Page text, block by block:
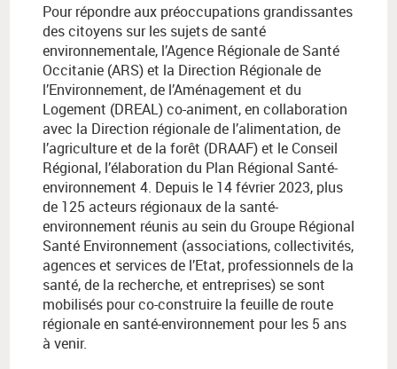
Pour répondre aux préoccupations grandissantes
des citoyens sur les sujets de santé
environnementale, l’Agence Régionale de Santé
Occitanie (ARS) et la Direction Régionale de
l’Environnement, de l’Aménagement et du
Logement (DREAL) co-animent, en collaboration
avec la Direction régionale de l’alimentation, de
l’agriculture et de la forêt (DRAAF) et le Conseil
Régional, l’élaboration du Plan Régional Santé-
environnement 4. Depuis le 14 février 2023, plus
de 125 acteurs régionaux de la santé-
environnement réunis au sein du Groupe Régional
Santé Environnement (associations, collectivités,
agences et services de l’Etat, professionnels de la
santé, de la recherche, et entreprises) se sont
mobilisés pour co-construire la feuille de route
régionale en santé-environnement pour les 5 ans
à venir.